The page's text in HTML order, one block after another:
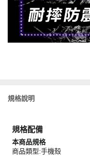
規格說明
規格配備
本商品規格
商品類型:手機殼